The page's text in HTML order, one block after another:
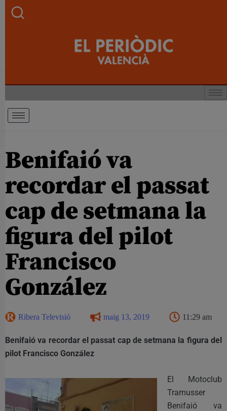
Benifaió va
recordar el passat
cap de setmana la
figura del pilot
Francisco
González
Ribera Televisió maig 13, 2019 11:29 am
Benifaió va recordar el passat cap de setmana la figura del
pilot Francisco González
El Motoclub
Tramusser
Benifaió va